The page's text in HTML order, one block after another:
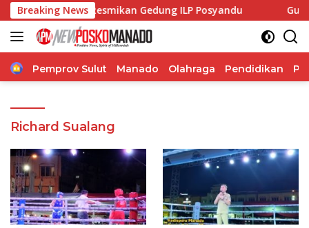
Langsung
ke
konten
Breaking News
Resmikan Gedung ILP Posyandu Gubernur
Home
Pemprov Sulut Manado Olahraga Pendidikan
Richard Sualang